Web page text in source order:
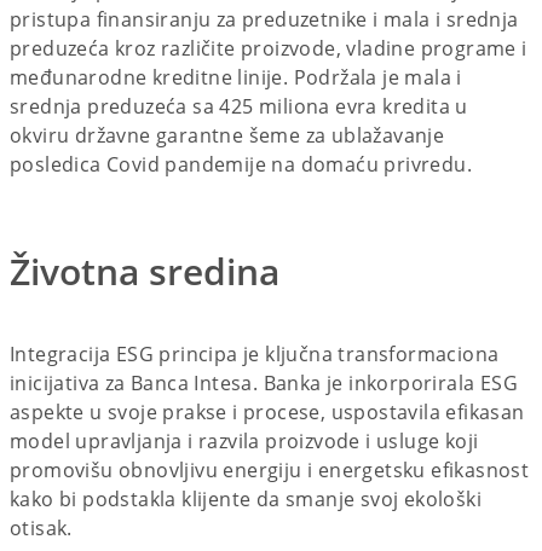
pristupa finansiranju za preduzetnike i mala i srednja
preduzeća kroz različite proizvode, vladine programe i
međunarodne kreditne linije. Podržala je mala i
srednja preduzeća sa 425 miliona evra kredita u
okviru državne garantne šeme za ublažavanje
posledica Covid pandemije na domaću privredu.
Životna sredina
Integracija ESG principa je ključna transformaciona
inicijativa za Banca Intesa. Banka je inkorporirala ESG
aspekte u svoje prakse i procese, uspostavila efikasan
model upravljanja i razvila proizvode i usluge koji
promovišu obnovljivu energiju i energetsku efikasnost
kako bi podstakla klijente da smanje svoj ekološki
otisak.